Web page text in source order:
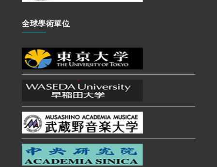
全球學術單位